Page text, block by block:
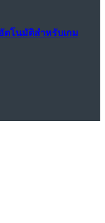
ตโนมัติสำหรับเกม